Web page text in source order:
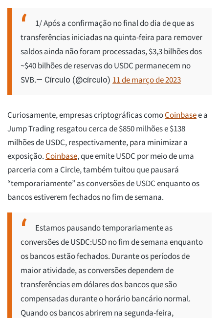
1/ Após a confirmação no final do dia de que as
transferências iniciadas na quinta-feira para remover
saldos ainda não foram processadas, $3,3 bilhões dos
~$40 bilhões de reservas do USDC permanecem no
SVB.— Círculo (@círculo) 11 de março de 2023
Curiosamente, empresas criptográficas comoCoinbasee a
Jump Trading resgatou cerca de $850 milhões e $138
milhões de USDC, respectivamente, para minimizar a
exposição.Coinbase, que emite USDC por meio de uma
parceria com a Circle, também tuitou que pausará
“temporariamente” as conversões de USDC enquanto os
bancos estiverem fechados no fim de semana.
Estamos pausando temporariamente as
conversões de USDC:USD no fim de semana enquanto
os bancos estão fechados. Durante os períodos de
maior atividade, as conversões dependem de
transferências em dólares dos bancos que são
compensadas durante o horário bancário normal.
Quando os bancos abrirem na segunda-feira,